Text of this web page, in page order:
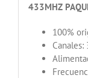
433MHZ
100%
Canales: